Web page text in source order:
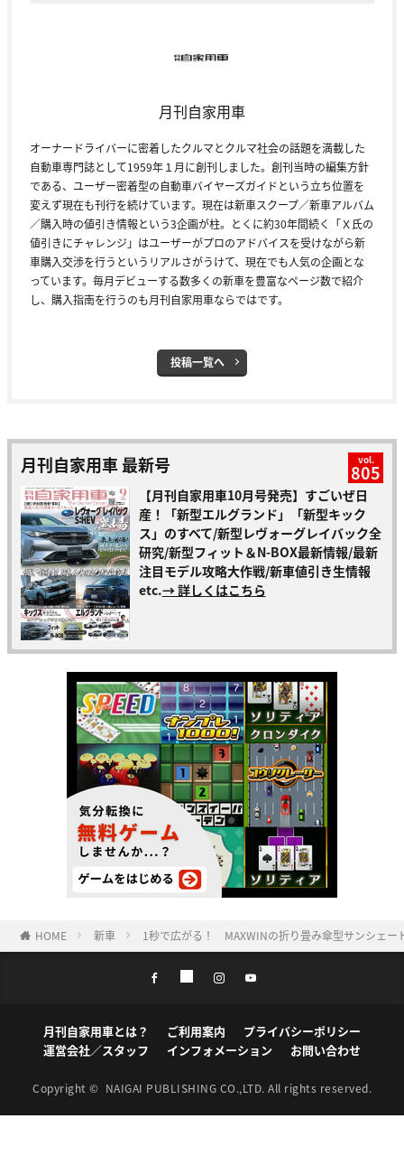
月刊自家用車
オーナードライバーに密着したクルマとクルマ社会の話題を満載した
自動車専門誌として1959年１月に創刊しました。創刊当時の編集方針
である、ユーザー密着型の自動車バイヤーズガイドという立ち位置を
変えず現在も刊行を続けています。現在は新車スクープ／新車アルバム
／購入時の値引き情報という3企画が柱。とくに約30年間続く「Ｘ氏の
値引きにチャレンジ」はユーザーがプロのアドバイスを受けながら新
車購入交渉を行うというリアルさがうけて、現在でも人気の企画とな
っています。毎月デビューする数多くの新車を豊富なページ数で紹介
し、購入指南を行うのも月刊自家用車ならではです。
投稿一覧へ
月刊自家用車 最新号 vol.
805
【月刊自家用車10月号発売】すごいぜ日
産！「新型エルグランド」「新型キック
ス」のすべて/新型レヴォーグレイバック全
研究/新型フィット＆N-BOX最新情報/最新
注目モデル攻略大作戦/新車値引き生情報
etc.→ 詳しくはこちら
HOME 新車 1秒で広がる！ MAXWINの折り畳み傘型サンシェー
月刊自家用車とは？ ご利用案内
プライバシーポリシー
運営会社／スタッフ
インフォメーション お問い合わせ
Copyright © NAIGAI PUBLISHING CO.,LTD. All rights reserved.